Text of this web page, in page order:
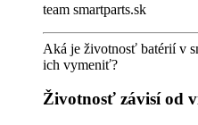
team smartparts.sk
Aká je životnosť batérií v
ich vymeniť?
Životnosť závisí od